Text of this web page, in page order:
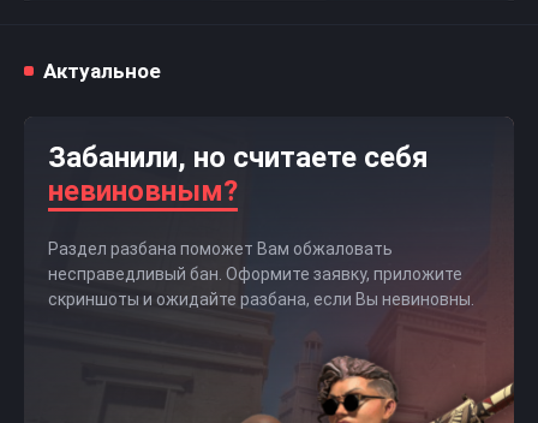
Актуальное
Забанили, но считаете себя
невиновным?
Раздел разбана поможет Вам обжаловать
несправедливый бан. Оформите заявку, приложите
скриншоты и ожидайте разбана, если Вы невиновны.